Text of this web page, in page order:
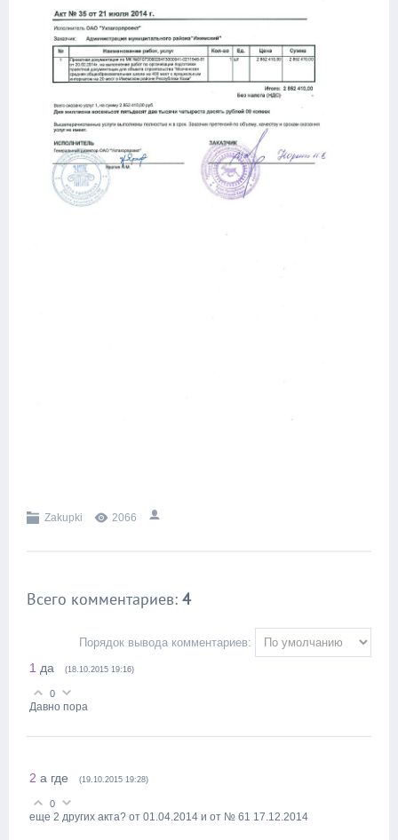
Zakupki 2066
Всего комментариев: 4
Порядок вывода комментариев:
1 да (18.10.2015 19:16)
0
Давно пора
2 а где (19.10.2015 19:28)
0
еще 2 других акта? от 01.04.2014 и от № 61 17.12.2014